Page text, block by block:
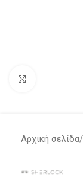
Αρχική σελίδα